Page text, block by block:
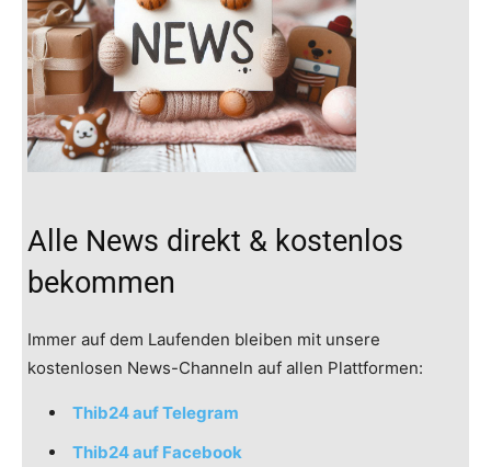
Alle News direkt & kostenlos
bekommen
Immer auf dem Laufenden bleiben mit unsere
kostenlosen News-Channeln auf allen Plattformen:
Thib24 auf Telegram
Thib24 auf Facebook